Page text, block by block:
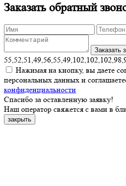
Заказать обратный
Нажимая на кнопку, вы даете
персональных данных и
конфиденциальности
Спасибо за оставленную заявку!
Наш оператор свяжется с вами в
закрыть